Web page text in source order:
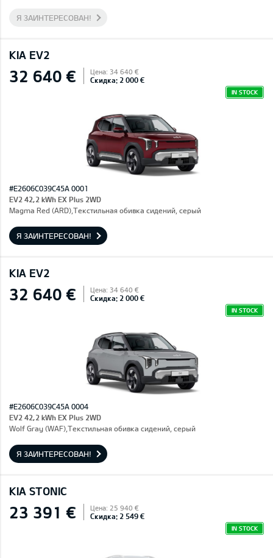
Я ЗАИНТЕРЕСОВАН!
KIA EV2
32 640 € Цена: 34 640 €
Скидка: 2 000 €
IN STOCK
#E2606C039C45A 0001
EV2 42,2 kWh EX Plus 2WD
Magma Red (ARD),Текстильная обивка сидений, серый
Я ЗАИНТЕРЕСОВАН!
KIA EV2
32 640 € Цена: 34 640 €
Скидка: 2 000 €
IN STOCK
#E2606C039C45A 0004
EV2 42,2 kWh EX Plus 2WD
Wolf Gray (WAF),Текстильная обивка сидений, серый
Я ЗАИНТЕРЕСОВАН!
KIA STONIC
23 391 € Цена: 25 940 €
Скидка: 2 549 €
IN STOCK